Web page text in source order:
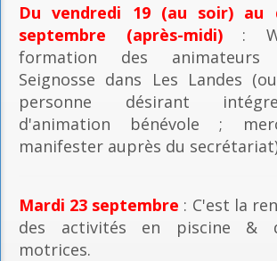
Du vendredi 19 (au soir) au
septembre (après-midi):
formation des animateurs
Seignosse dans Les Landes
personne désirant
d'animation bénévole ;
manifester auprès du
Mardi 23 septembre : C'est la
des activités en piscine &
motrices.